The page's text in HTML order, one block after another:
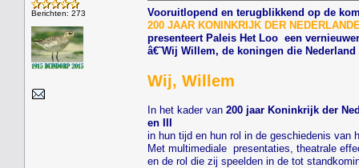
Berichten: 273
Vooruitlopend en terugblikkend op de
200 JAAR KONINKRIJK DER
presenteert Paleis Het Loo een
â€˜Wij Willem, de koningen die
Wij, Willem
In het kader van 200 jaar Koninkrijk der
en III
in hun tijd en hun rol in de geschiedenis van
Met multimediale presentaties, theatrale
en de rol die zij speelden in de tot